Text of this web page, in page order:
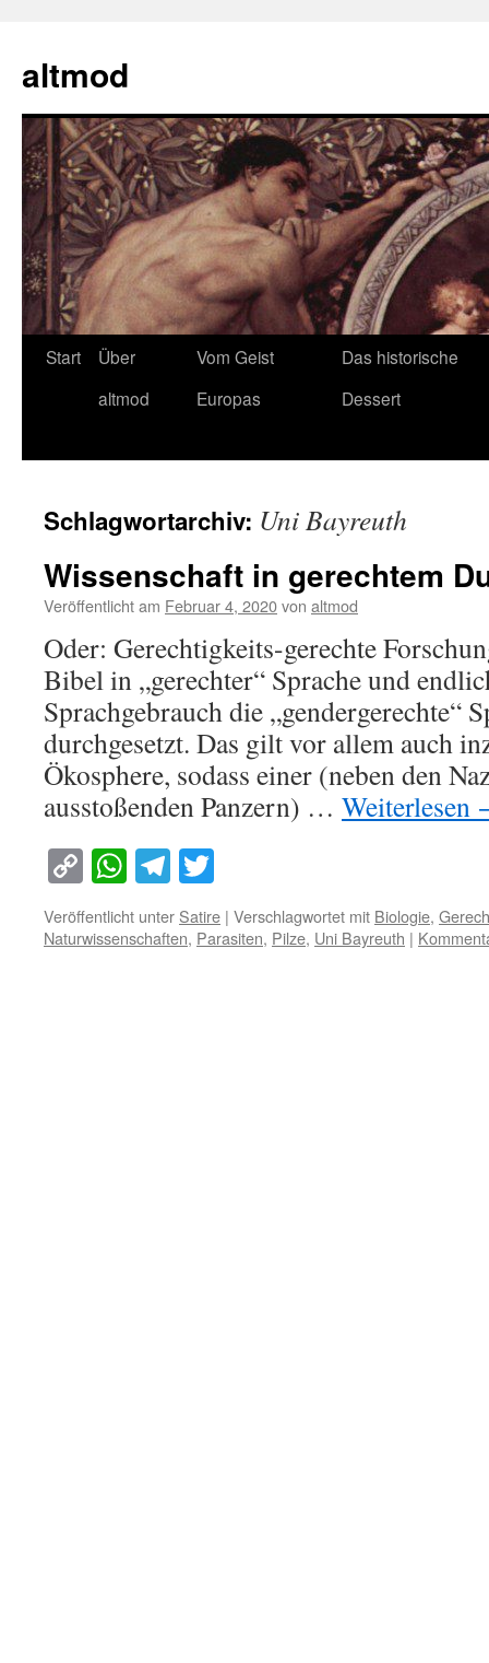
springen
altmod
Start
Über
altmod
Vom Geist
Europas
Das historische
Dessert
Schlagwortarchiv: Uni Bayreuth
Wissenschaft in gerechtem
Veröffentlicht am Februar 4, 2020von altmod
Oder: Gerechtigkeits-gerechte
Bibel in „gerechter“ Sprache und
Sprachgebrauch die „gendergerechte“
durchgesetzt. Das gilt vor allem auch
Ökosphere, sodass einer (neben den
ausstoßenden Panzern) … Weiterlesen
Copy
Link
WhatsApp
Telegram
Veröffentlicht unter Satire | Verschlagwortet mit Biologie,
Naturwissenschaften, Parasiten, Pilze, Uni Bayreuth |